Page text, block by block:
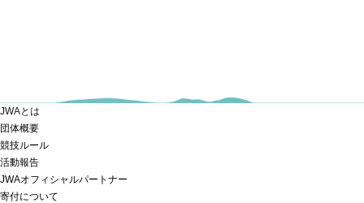
JWAとは
団体概要
競技ルール
活動報告
JWAオフィシャルパートナー
寄付について